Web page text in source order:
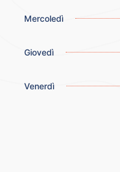
Mercoledì
Giovedì
Venerdì